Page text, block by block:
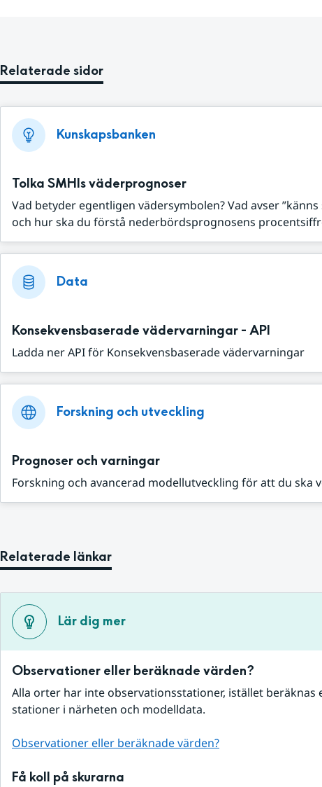
Relaterade sidor
Kunskapsbanken
Tolka SMHIs väderprognoser
Vad betyder egentligen vädersymbolen? Vad avser
och hur ska du förstå nederbördsprognosens
Data
Konsekvensbaserade vädervarningar - API
Ladda ner API för Konsekvensbaserade vädervarningar
Forskning och utveckling
Prognoser och varningar
Forskning och avancerad modellutveckling för att du ska
Relaterade länkar
Lär dig mer
Observationer eller beräknade värden?
Alla orter har inte observationsstationer, istället beräknas
stationer i närheten och modelldata.
Observationer eller beräknade värden?
Få koll på skurarna